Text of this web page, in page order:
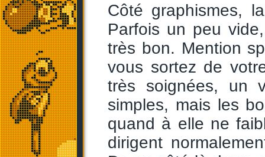
Côté graphismes,
Parfois un peu
très bon. Mention
vous sortez de
très soignées, un
simples, mais les
quand à elle ne
dirigent